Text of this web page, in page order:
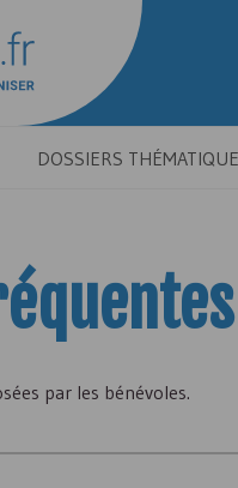
DOSSIERS
par les bénévoles.